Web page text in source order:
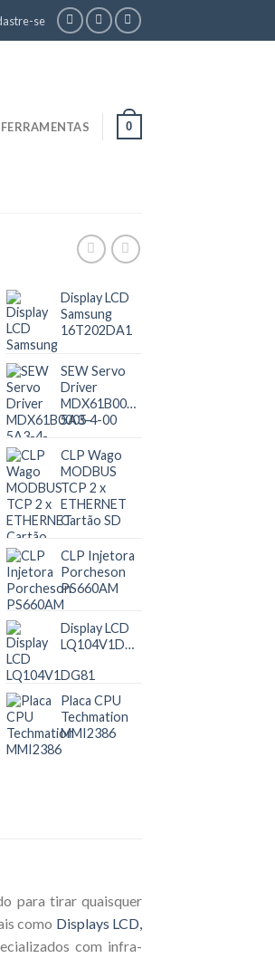
se
FERRAMENTAS 0
Display LCD
Samsung
16T202DA1
SEW Servo
Driver
MDX61B0005-
5A3-4-00
CLP Wago
MODBUS
TCP 2 x
ETHERNET
Cartão SD
CLP Injetora
Porcheson
PS660AM
Display LCD
LQ104V1DG81
Placa CPU
Techmation
MMI2386
para tirar quaisquer
como Displays LCD,
com infra-